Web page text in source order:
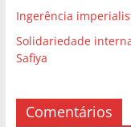
Ingerência
Solidariedade
Safiya
Comentários